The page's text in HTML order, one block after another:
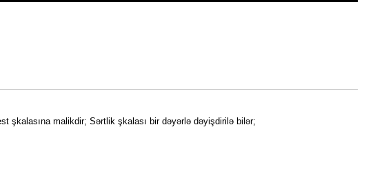
şkalasına malikdir; Sərtlik şkalası bir dəyərlə dəyişdirilə bilər;